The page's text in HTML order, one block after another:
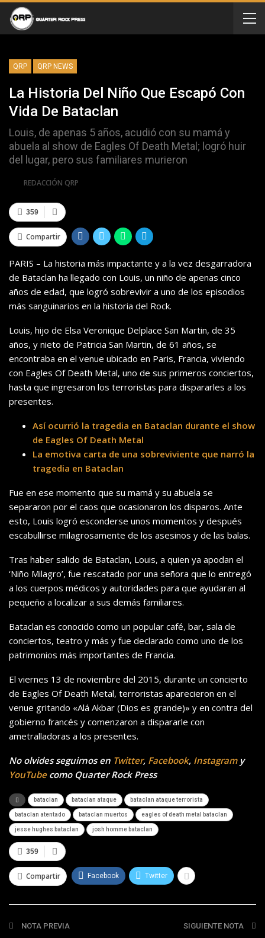
QRP QRP NEWS
La Historia Del Niño Que Escapó Con
Vida De Bataclan
Louis, de apenas 5 años, acudió con su mamá y
abuela al show de Eagles Of Death Metal; logró huir
del lugar, pero sus familiares murieron
REDACCIÓN QRP
359
Compartir
PARIS – La historia más impactante y a la vez desgarradora
de Bataclan ha llegado con Louis, un niño de apenas cinco
años de edad, que logró sobrevivir a uno de los episodios
más sanguinarios en la historia del Rock.
Louis, hijo de Elsa Veronique Delplace San Martin, de 35
años, y nieto de Patricia San Martin, de 61 años, se
encontraba en el venue ubicado en Paris, Francia, viviendo
con Eagles Of Death Metal, uno de sus primeros conciertos,
hasta que ingresaron los terroristas para dispararles a los
presentes.
Así ocurrió la tragedia en Bataclan durante el show
de Eagles Of Death Metal
La emotiva carta de una sobreviviente que narró la
tragedia en Bataclan
Fue en ese momento que su mamá y su abuela se
separaron por el caos que ocasionaron los disparos. Ante
esto, Louis logró esconderse unos momentos y después
escabullirse milagrosamente de los asesinos y de las balas.
Tras haber salido de Bataclan, Louis, a quien ya apodan el
‘Niño Milagro’, fue rescatado por una señora que lo entregó
a los cuerpos médicos y autoridades para que ayudaran al
pequeño a localizar a sus demás familiares.
Bataclan es conocido como un popular café, bar, sala de
conciertos, teatro y más y fue declarado como uno de los
patrimonios más importantes de Francia.
El viernes 13 de noviembre del 2015, durante un concierto
de Eagles Of Death Metal, terroristas aparecieron en el
venue gritando «Alá Akbar (Dios es grande)» y en contra del
gobierno francés y comenzaron a dispararle con
ametralladoras a los presentes.
No olvides seguirnos en Twitter, Facebook, Instagramy
YouTubecomo Quarter Rock Press
bataclan bataclan ataque bataclan ataque terrorista
bataclan atentado bataclan muertos eagles of death metal bataclan
jesse hughes bataclan josh homme bataclan
359
Compartir Facebook Twitter
NOTA PREVIA SIGUIENTE NOTA